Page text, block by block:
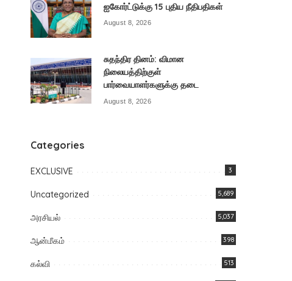
ஐகோர்ட்டுக்கு 15 புதிய நீதிபதிகள்
August 8, 2026
சுதந்திர தினம்: விமான
நிலையத்திற்குள்
பார்வையாளர்களுக்கு தடை
August 8, 2026
Categories
EXCLUSIVE 3
Uncategorized 5,689
அரசியல் 5,037
ஆன்மீகம் 398
கல்வி 513